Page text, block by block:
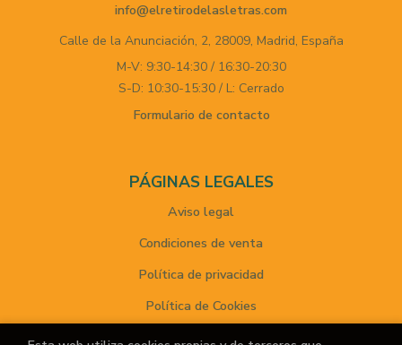
info@elretirodelasletras.com
Calle de la Anunciación, 2, 28009, Madrid, España
M-V: 9:30-14:30 / 16:30-20:30
S-D: 10:30-15:30 / L: Cerrado
Formulario de contacto
PÁGINAS LEGALES
Aviso legal
Condiciones de venta
Política de privacidad
Política de Cookies